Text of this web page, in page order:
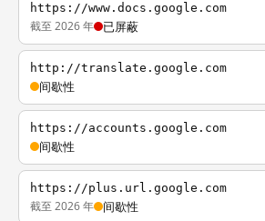
https://www.docs.google.com
截至 2026 年 已屏蔽
http://translate.google.com
间歇性
https://accounts.google.com
间歇性
https://plus.url.google.com
截至 2026 年 间歇性